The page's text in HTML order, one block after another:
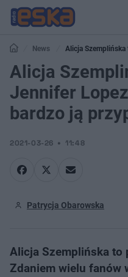
News
Alicja
bardzo ją przypomina
Alicja
Jennifer
bardzo ją
2021-03-26 11:48
Patrycja Obarowska
Alicja Szemplińska to
Zdaniem wielu fanów